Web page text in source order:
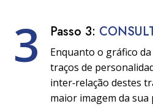
3 Passo 3:
Enquanto o gráfico
traços de
inter‑relação destes
maior imagem da sua